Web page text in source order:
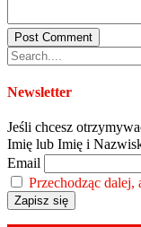
Post Comment
Newsletter
Jeśli chcesz
Imię lub Imię i
Email
Przechodząc